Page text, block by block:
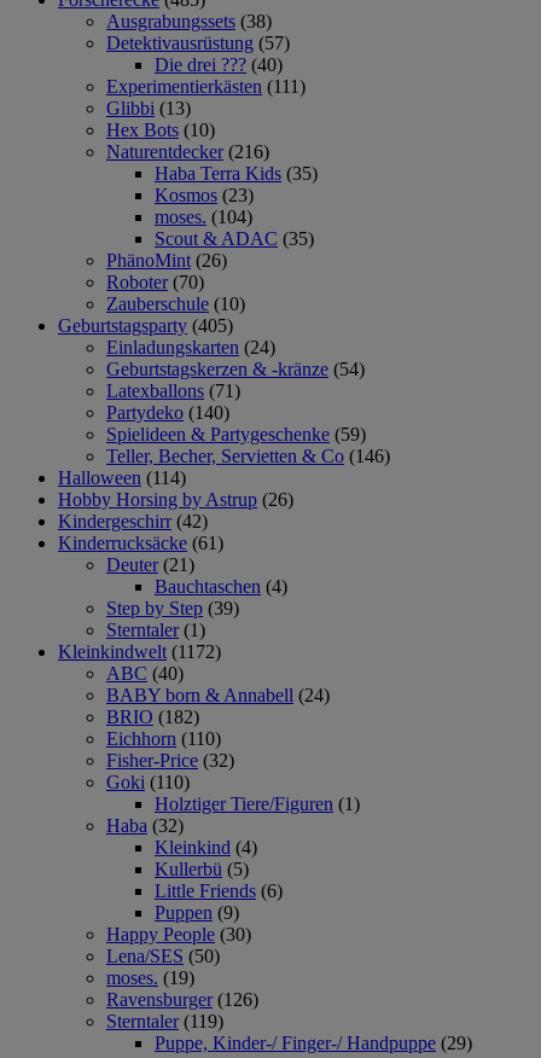
Ausgrabungssets (38)
Detektivausrüstung (57)
Die drei ??? (40)
Experimentierkästen (111)
Glibbi (13)
Hex Bots (10)
Naturentdecker (216)
Haba Terra Kids (35)
Kosmos (23)
moses. (104)
Scout & ADAC (35)
PhänoMint (26)
Roboter (70)
Zauberschule (10)
Geburtstagsparty (405)
Einladungskarten (24)
Geburtstagskerzen & -kränze (54)
Latexballons (71)
Partydeko (140)
Spielideen & Partygeschenke (59)
Teller, Becher, Servietten & Co (146)
Halloween (114)
Hobby Horsing by Astrup (26)
Kindergeschirr (42)
Kinderrucksäcke (61)
Deuter (21)
Bauchtaschen (4)
Step by Step (39)
Sterntaler (1)
Kleinkindwelt (1172)
ABC (40)
BABY born & Annabell (24)
BRIO (182)
Eichhorn (110)
Fisher-Price (32)
Goki (110)
Holztiger Tiere/Figuren (1)
Haba (32)
Kleinkind (4)
Kullerbü (5)
Little Friends (6)
Puppen (9)
Happy People (30)
Lena/SES (50)
moses. (19)
Ravensburger (126)
Sterntaler (119)
Puppe, Kinder-/ Finger-/ Handpuppe (29)